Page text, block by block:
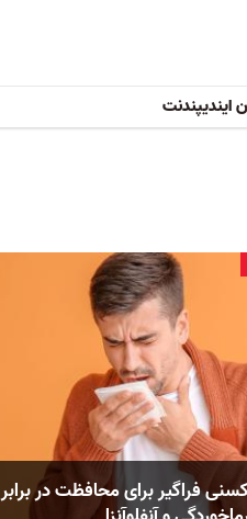
ایندیپندنت
فراگیر برای محافظت در برابر